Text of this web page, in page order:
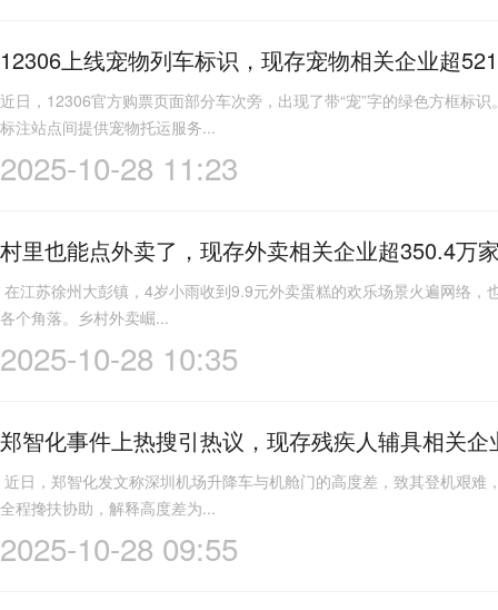
12306上线宠物列车标识，现存宠物相关企业超
近日，12306官方购票页面部分车次旁，出现了带“宠”字的绿色方框标
标注站点间提供宠物托运服务...
2025-10-28 11:23
村里也能点外卖了，现存外卖相关企业超350.4万
在江苏徐州大彭镇，4岁小雨收到9.9元外卖蛋糕的欢乐场景火遍网络
各个角落。乡村外卖崛...
2025-10-28 10:35
郑智化事件上热搜引热议，现存残疾人辅具相关企
近日，郑智化发文称深圳机场升降车与机舱门的高度差，致其登机艰
全程搀扶协助，解释高度差为...
2025-10-28 09:55